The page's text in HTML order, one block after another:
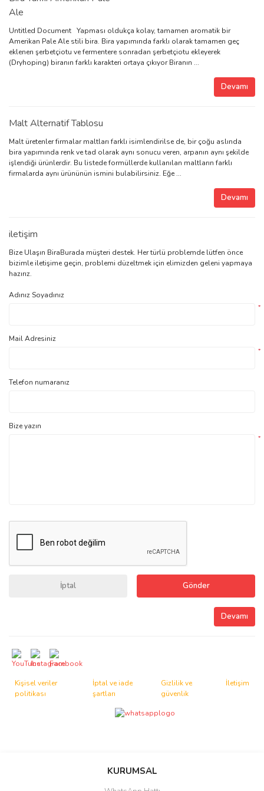
Ale
Untitled Document Yapması oldukça kolay, tamamen aromatik bir
Amerikan Pale Ale stili bira. Bira yapımında farklı olarak tamamen geç
eklenen şerbetçiotu ve fermentere sonradan şerbetçiotu ekleyerek
(Dryhoping) biranın farklı karakteri ortaya çıkıyor Biranın ...
Devamı
Malt Alternatif Tablosu
Malt üretenler firmalar maltları farklı isimlendirilse de, bir çoğu aslında
bira yapımında renk ve tad olarak aynı sonucu veren, arpanın aynı şekilde
işlendiği ürünlerdir. Bu listede formüllerde kullanılan maltların farklı
firmalarda aynı ürününün ismini bulabilirsiniz. Eğe ...
Devamı
iletişim
Bize Ulaşın BiraBurada müşteri destek. Her türlü problemde lütfen önce
bizimle iletişime geçin, problemi düzeltmek için elimizden geleni yapmaya
hazırız.
Adınız Soyadınız
*
Mail Adresiniz
*
Telefon numaranız
Bize yazın
*
İptal Gönder
Devamı
Kişisel veriler
politikası
İptal ve iade
şartları
Gizlilik ve
güvenlik
İletişim
KURUMSAL